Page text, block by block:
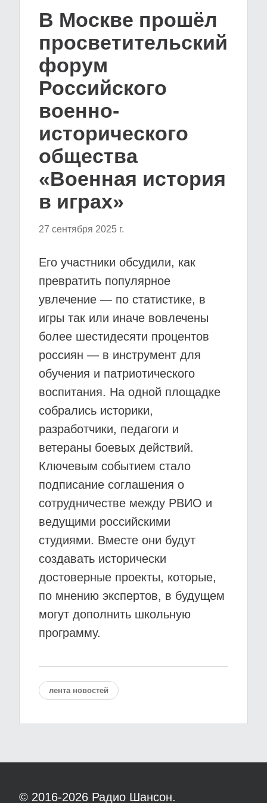
В Москве прошёл
просветительский
форум
Российского
военно-
исторического
общества
«Военная история
в играх»
27 сентября 2025 г.
Его участники обсудили, как
превратить популярное
увлечение — по статистике, в
игры так или иначе вовлечены
более шестидесяти процентов
россиян — в инструмент для
обучения и патриотического
воспитания. На одной площадке
собрались историки,
разработчики, педагоги и
ветераны боевых действий.
Ключевым событием стало
подписание соглашения о
сотрудничестве между РВИО и
ведущими российскими
студиями. Вместе они будут
создавать исторически
достоверные проекты, которые,
по мнению экспертов, в будущем
могут дополнить школьную
программу.
лента новостей
© 2016-2026 Радио Шансон.